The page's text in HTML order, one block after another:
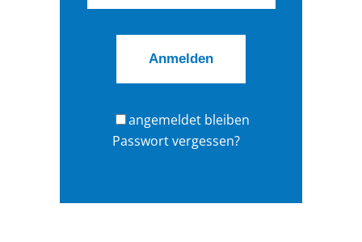
angemeldet bleiben
Passwort vergessen?